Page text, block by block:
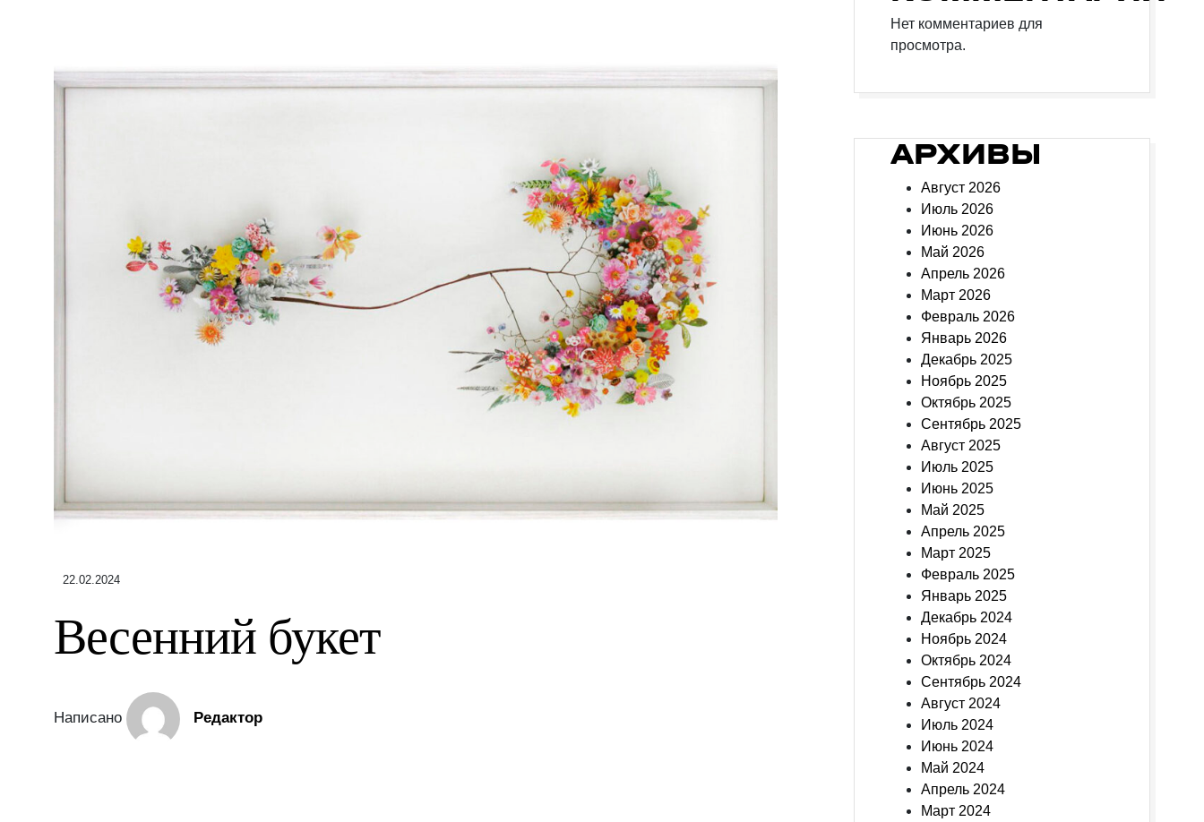
22.02.2024
Весенний букет
Написано Редактор
Нет комментариев для
просмотра.
АРХИВЫ
Август 2026
Июль 2026
Июнь 2026
Май 2026
Апрель 2026
Март 2026
Февраль 2026
Январь 2026
Декабрь 2025
Ноябрь 2025
Октябрь 2025
Сентябрь 2025
Август 2025
Июль 2025
Июнь 2025
Май 2025
Апрель 2025
Март 2025
Февраль 2025
Январь 2025
Декабрь 2024
Ноябрь 2024
Октябрь 2024
Сентябрь 2024
Август 2024
Июль 2024
Июнь 2024
Май 2024
Апрель 2024
Март 2024